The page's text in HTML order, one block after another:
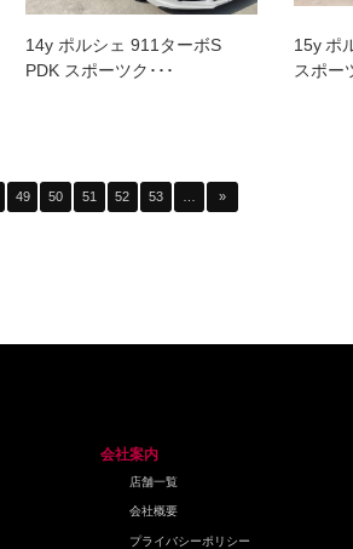
14y ポルシェ 911ターボS
PDK スポーツク･･･
15y ポ
スポー
49 50 51 52 53 »
会社案内
店舗一覧
会社概要
プライバシーポリシー